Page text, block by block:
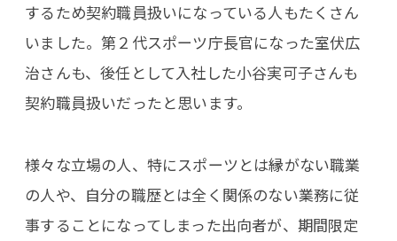
するため契約職員扱いになっている人もたくさん
いました。第２代スポーツ庁長官になった室伏広
治さんも、後任として入社した小谷実可子さんも
契約職員扱いだったと思います。
様々な立場の人、特にスポーツとは縁がない職業
の人や、自分の職歴とは全く関係のない業務に従
事することになってしまった出向者が、期間限定